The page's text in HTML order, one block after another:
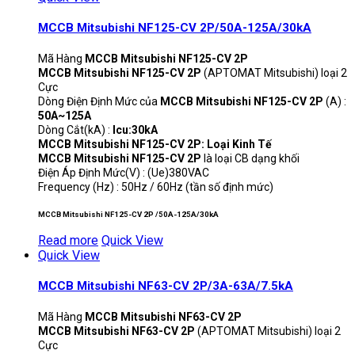
MCCB Mitsubishi NF125-CV 2P/50A-125A/30kA
Mã Hàng MCCB Mitsubishi NF125-CV 2P
MCCB Mitsubishi NF125-CV 2P (APTOMAT Mitsubishi) loại 2
Cực
Dòng Điện Định Mức của MCCB Mitsubishi NF125-CV 2P (A) :
50A~125A
Dòng Cắt(kA) : Icu:30kA
MCCB Mitsubishi NF125-CV 2P: Loại Kinh Tế
MCCB Mitsubishi NF125-CV 2P là loại CB dạng khối
Điện Áp Định Mức(V) : (Ue)380VAC
Frequency (Hz) : 50Hz / 60Hz (tần số định mức)
MCCB Mitsubishi NF125-CV 2P /50A-125A/30kA
Read more Quick View
Quick View
MCCB Mitsubishi NF63-CV 2P/3A-63A/7.5kA
Mã Hàng MCCB Mitsubishi NF63-CV 2P
MCCB Mitsubishi NF63-CV 2P (APTOMAT Mitsubishi) loại 2
Cực